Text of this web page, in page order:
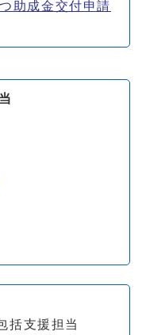
助成金交付申請
括支援担当